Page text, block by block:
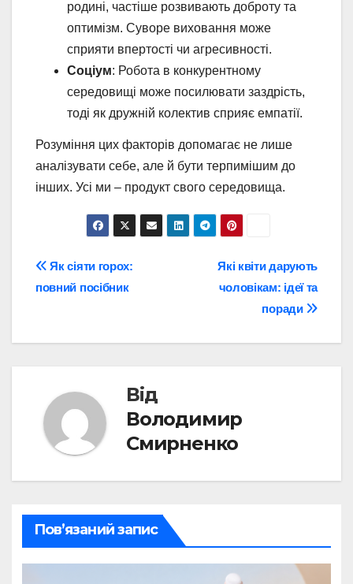
родині, частіше розвивають доброту та
оптимізм. Суворе виховання може
сприяти впертості чи агресивності.
Соціум: Робота в конкурентному
середовищі може посилювати заздрість,
тоді як дружній колектив сприяє емпатії.
Розуміння цих факторів допомагає не лише
аналізувати себе, але й бути терпимішим до
інших. Усі ми – продукт свого середовища.
Навігація
Які квіти дарують
чоловікам: ідеї та
поради
Як сіяти горох:
повний посібник
Від
Володимир
Смирненко
Пов’язаний запис